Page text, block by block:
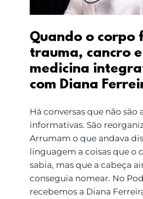
Quando o corpo
trauma, cancro e
medicina
com Diana
Há conversas que não são
informativas. São
Arrumam o que andava
linguagem a coisas que o
sabia, mas que a cabeça
conseguia nomear. No
recebemos a Diana